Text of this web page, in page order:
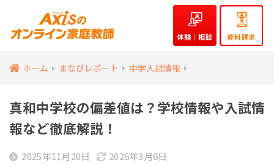
体験｜相談 資料請求
ホーム まなびレポート 中学入試情報
真和中学校の偏差値は？学校情報や入試情
報など徹底解説！
2025年11月20日 2026年3月6日